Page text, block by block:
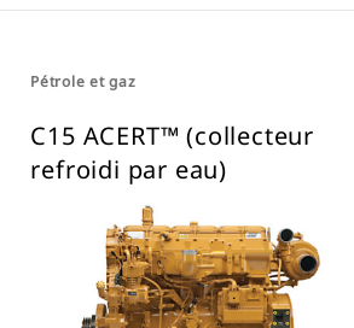
Pétrole et gaz
C15 ACERT™ (collecteur
refroidi par eau)